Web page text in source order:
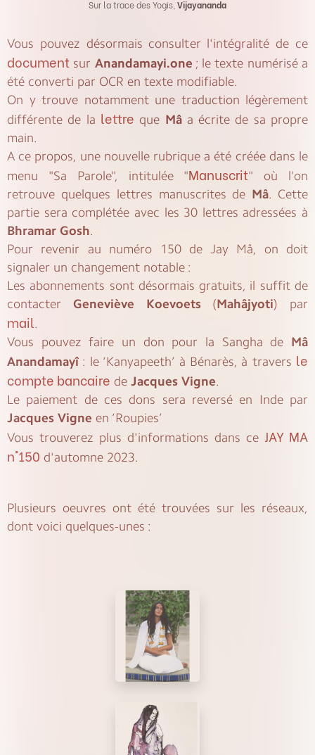
Sur la trace des Yogis, Vijayananda
Vous pouvez désormais consulter l'intégralité de ce
document sur Anandamayi.one ; le texte numérisé a
été converti par OCR en texte modifiable.
On y trouve notamment une traduction légèrement
différente de la lettre que Mâa écrite de sa propre
main.
A ce propos, une nouvelle rubrique a été créée dans le
menu "Sa Parole", intitulée "Manuscrit" où l'on
retrouve quelques lettres manuscrites de Mâ. Cette
partie sera complétée avec les 30 lettres adressées à
Bhramar Gosh.
Pour revenir au numéro 150 de Jay Mâ, on doit
signaler un changement notable :
Les abonnements sont désormais gratuits, il suffit de
contacter Geneviève Koevoets(Mahâjyoti) par
mail.
Vous pouvez faire un don pour la Sangha de Mâ
Anandamayî : le ‘Kanyapeeth’ à Bénarès, à travers le
compte bancaire de Jacques Vigne.
Le paiement de ces dons sera reversé en Inde par
Jacques Vigne en ‘Roupies’
Vous trouverez plus d'informations dans ce JAY MA
n°150 d'automne 2023.
Plusieurs oeuvres ont été trouvées sur les réseaux,
dont voici quelques-unes :